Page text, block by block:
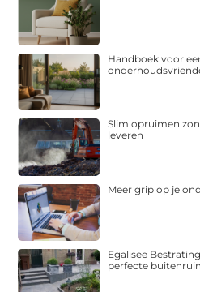
Handboek voor
Slim opruimen
leveren
Meer grip op je
Egalisee
perfecte